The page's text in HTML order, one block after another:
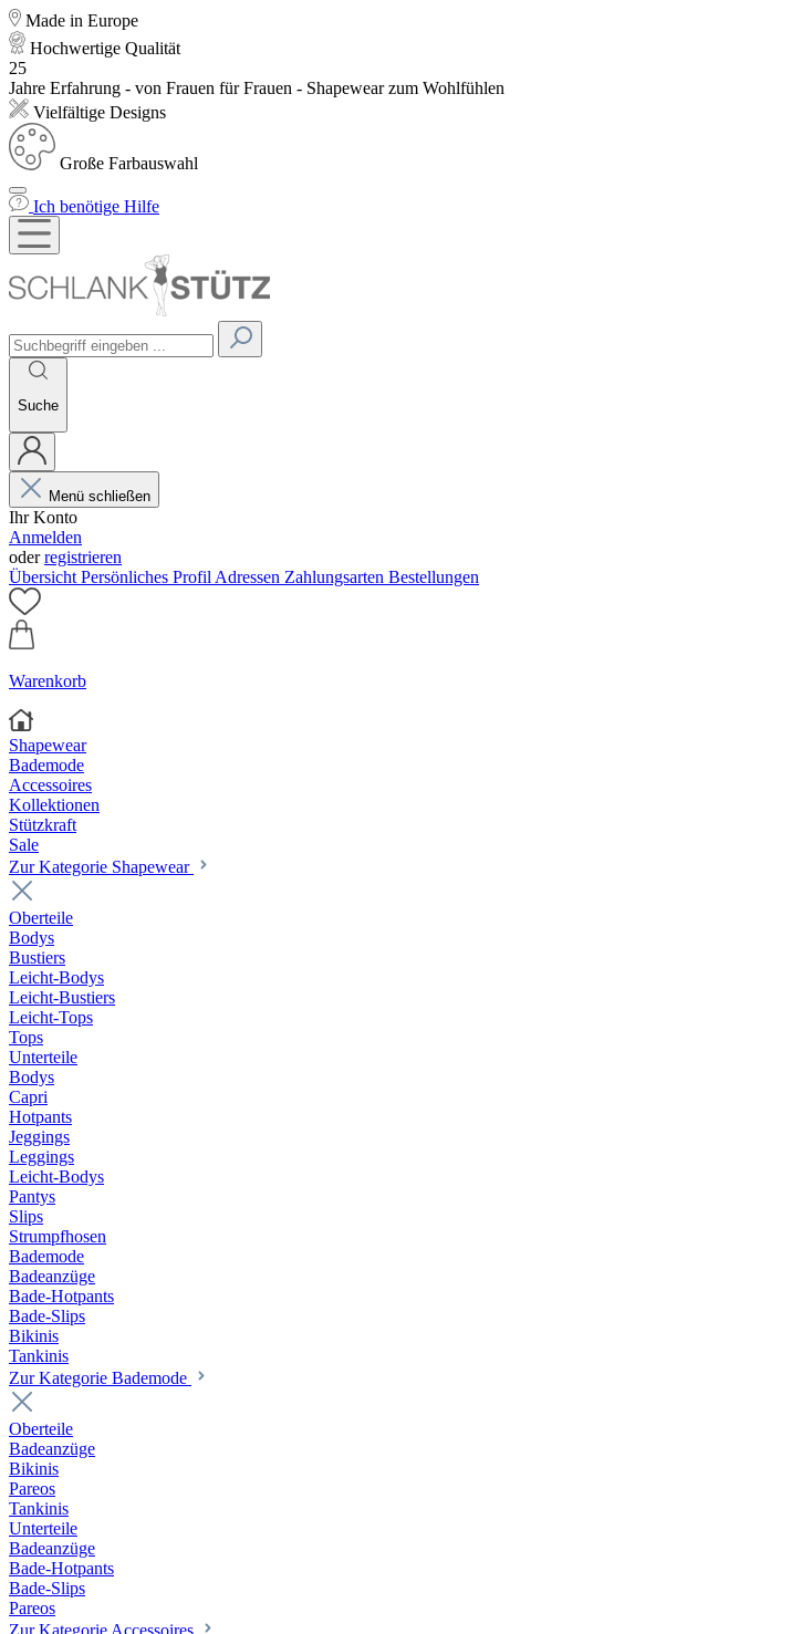
Made in Europe
Hochwertige Qualität
25
Jahre Erfahrung - von Frauen für Frauen - Shapewear zum Wohlfühlen
Vielfältige Designs
Große Farbauswahl
Ich benötige Hilfe
Suche
Menü schließen
Ihr Konto
Anmelden
oderregistrieren
Übersicht Persönliches Profil Adressen Zahlungsarten Bestellungen
Warenkorb
Shapewear
Bademode
Accessoires
Kollektionen
Stützkraft
Sale
Zur Kategorie Shapewear
Oberteile
Bodys
Bustiers
Leicht-Bodys
Leicht-Bustiers
Leicht-Tops
Tops
Unterteile
Bodys
Capri
Hotpants
Jeggings
Leggings
Leicht-Bodys
Pantys
Slips
Strumpfhosen
Bademode
Badeanzüge
Bade-Hotpants
Bade-Slips
Bikinis
Tankinis
Zur Kategorie Bademode
Oberteile
Badeanzüge
Bikinis
Pareos
Tankinis
Unterteile
Badeanzüge
Bade-Hotpants
Bade-Slips
Pareos
Zur Kategorie Accessoires